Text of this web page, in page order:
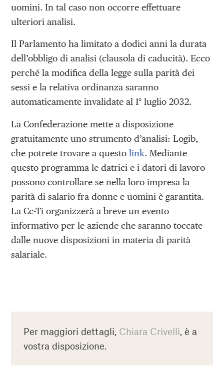
uomini. In tal caso non occorre effettuare
ulteriori analisi.
Il Parlamento ha limitato a dodici anni la durata
dell’obbligo di analisi (clausola di caducità). Ecco
perché la modifica della legge sulla parità dei
sessi e la relativa ordinanza saranno
automaticamente invalidate al 1° luglio 2032.
La Confederazione mette a disposizione
gratuitamente uno strumento d’analisi: Logib,
che potrete trovare a questolink. Mediante
questo programma le datrici e i datori di lavoro
possono controllare se nella loro impresa la
parità di salario fra donne e uomini è garantita.
La Cc-Ti organizzerà a breve un evento
informativo per le aziende che saranno toccate
dalle nuove disposizioni in materia di parità
salariale.
Per maggiori dettagli, Chiara Crivelli , è a
vostra disposizione.